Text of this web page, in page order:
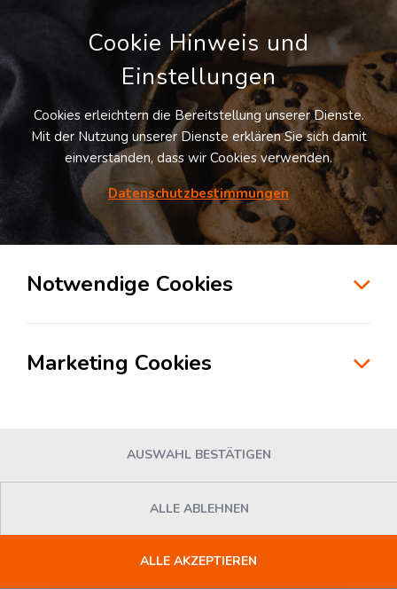
Möchten Sie diesen Suchauftrag
speichern und automatisch über neue
Standorte informiert werden?
Branche Aerospace in Ostfildern
Cookie Hinweis und
Einstellungen
Cookies erleichtern die Bereitstellung unserer Dienste.
Mit der Nutzung unserer Dienste erklären Sie sich damit
einverstanden, dass wir Cookies verwenden.
Datenschutzbestimmungen
Notwendige Cookies
Marketing Cookies
AUSWAHL BESTÄTIGEN
ALLE ABLEHNEN
ALLE AKZEPTIEREN